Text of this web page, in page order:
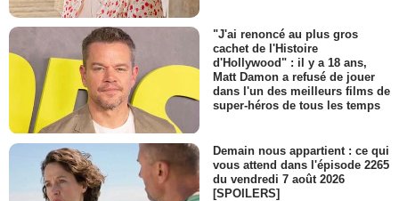
"J'ai renoncé au plus gros
cachet de l'Histoire
d'Hollywood" : il y a 18 ans,
Matt Damon a refusé de jouer
dans l'un des meilleurs films de
super-héros de tous les temps
Demain nous appartient : ce qui
vous attend dans l'épisode 2265
du vendredi 7 août 2026
[SPOILERS]